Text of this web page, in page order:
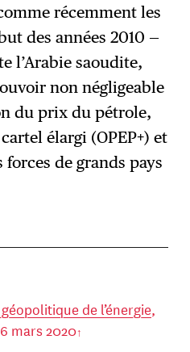
récemment les
des années 2010 —
l’Arabie saoudite,
non négligeable
du prix du pétrole,
élargi (OPEP+) et
de grands pays
géopolitique de l’énergie,
mars 2020